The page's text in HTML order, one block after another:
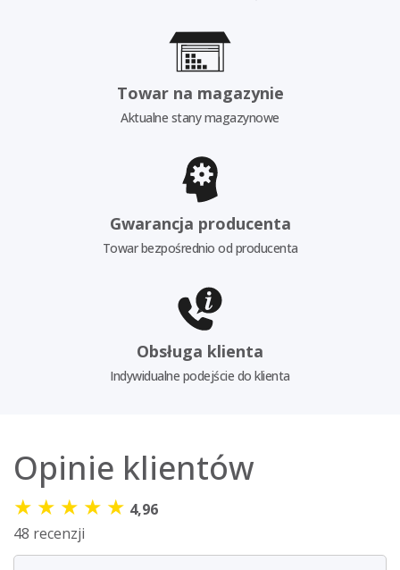
Towar na magazynie
Aktualne stany magazynowe
Gwarancja producenta
Towar bezpośrednio od producenta
Obsługa klienta
Indywidualne podejście do klienta
Opinie klientów
★ ★ ★ ★ ★ 4,96
48 recenzji